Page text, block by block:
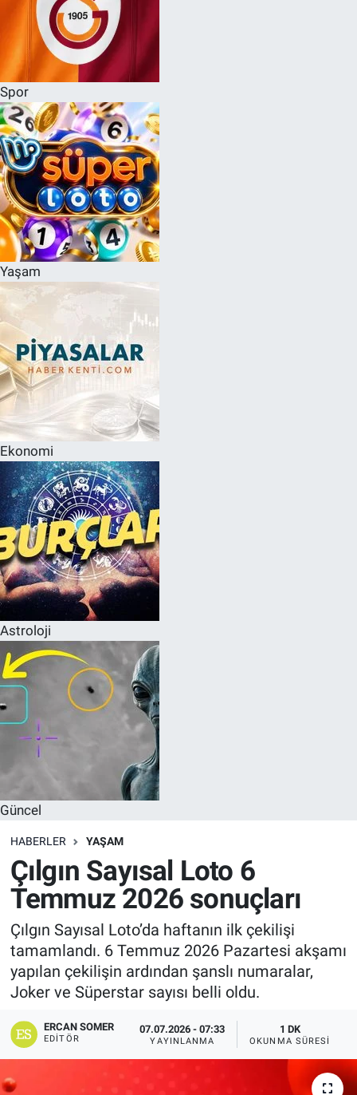
Spor
Yaşam
Ekonomi
Astroloji
Güncel
HABERLER YAŞAM
Çılgın Sayısal Loto 6
Temmuz 2026 sonuçları
Çılgın Sayısal Loto’da haftanın ilk çekilişi
tamamlandı. 6 Temmuz 2026 Pazartesi akşamı
yapılan çekilişin ardından şanslı numaralar,
Joker ve Süperstar sayısı belli oldu.
ERCAN SOMER
EDITÖR
07.07.2026 - 07:33
YAYINLANMA
1 DK
OKUNMA SÜRESI